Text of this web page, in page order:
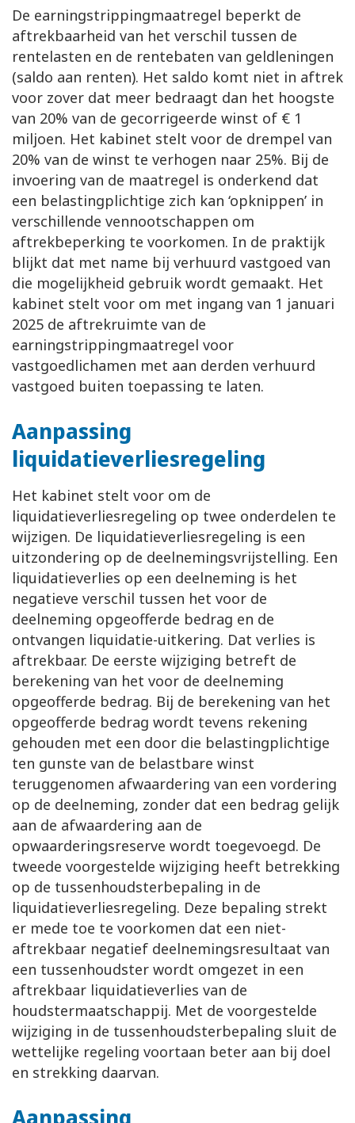
De earningstrippingmaatregel beperkt de
aftrekbaarheid van het verschil tussen de
rentelasten en de rentebaten van geldleningen
(saldo aan renten). Het saldo komt niet in aftrek
voor zover dat meer bedraagt dan het hoogste
van 20% van de gecorrigeerde winst of € 1
miljoen. Het kabinet stelt voor de drempel van
20% van de winst te verhogen naar 25%. Bij de
invoering van de maatregel is onderkend dat
een belastingplichtige zich kan ‘opknippen’ in
verschillende vennootschappen om
aftrekbeperking te voorkomen. In de praktijk
blijkt dat met name bij verhuurd vastgoed van
die mogelijkheid gebruik wordt gemaakt. Het
kabinet stelt voor om met ingang van 1 januari
2025 de aftrekruimte van de
earningstrippingmaatregel voor
vastgoedlichamen met aan derden verhuurd
vastgoed buiten toepassing te laten.
Aanpassing
liquidatieverliesregeling
Het kabinet stelt voor om de
liquidatieverliesregeling op twee onderdelen te
wijzigen. De liquidatieverliesregeling is een
uitzondering op de deelnemingsvrijstelling. Een
liquidatieverlies op een deelneming is het
negatieve verschil tussen het voor de
deelneming opgeofferde bedrag en de
ontvangen liquidatie-uitkering. Dat verlies is
aftrekbaar. De eerste wijziging betreft de
berekening van het voor de deelneming
opgeofferde bedrag. Bij de berekening van het
opgeofferde bedrag wordt tevens rekening
gehouden met een door die belastingplichtige
ten gunste van de belastbare winst
teruggenomen afwaardering van een vordering
op de deelneming, zonder dat een bedrag gelijk
aan de afwaardering aan de
opwaarderingsreserve wordt toegevoegd. De
tweede voorgestelde wijziging heeft betrekking
op de tussenhoudsterbepaling in de
liquidatieverliesregeling. Deze bepaling strekt
er mede toe te voorkomen dat een niet-
aftrekbaar negatief deelnemingsresultaat van
een tussenhoudster wordt omgezet in een
aftrekbaar liquidatieverlies van de
houdstermaatschappij. Met de voorgestelde
wijziging in de tussenhoudsterbepaling sluit de
wettelijke regeling voortaan beter aan bij doel
en strekking daarvan.
Aanpassing